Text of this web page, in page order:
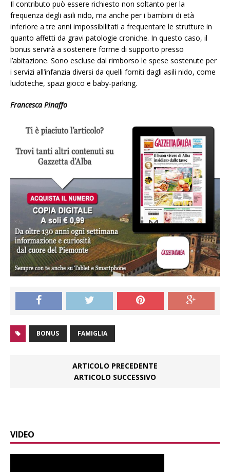
Il contributo può essere richiesto non soltanto per la
frequenza degli asili nido, ma anche per i bambini di età
inferiore a tre anni impossibilitati a frequentare le strutture in
quanto affetti da gravi patologie croniche. In questo caso, il
bonus servirà a sostenere forme di supporto presso
l’abitazione. Sono escluse dal rimborso le spese sostenute per
i servizi all’infanzia diversi da quelli forniti dagli asili nido, come
ludoteche, spazi gioco e baby-parking.
Francesca Pinaffo
BONUS FAMIGLIA
ARTICOLO PRECEDENTE
ARTICOLO SUCCESSIVO
VIDEO